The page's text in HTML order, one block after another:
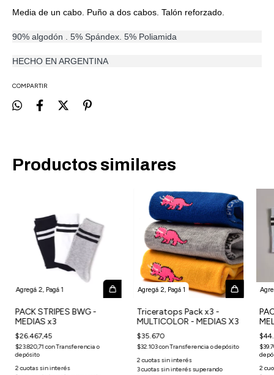
Media de un cabo. Puño a dos cabos. Talón reforzado.
90% algodón . 5% Spándex. 5% Poliamida
HECHO EN ARGENTINA
COMPARTIR
Productos similares
Agregá 2, Pagá 1
PACK STRIPES BWG -
MEDIAS x3
$26.467,45
$23.820,71conTransferencia o
depósito
Agregá 2, Pagá 1
Triceratops Pack x3 -
MULTICOLOR - MEDIAS X3
$35.670
$32.103conTransferencia o depósito